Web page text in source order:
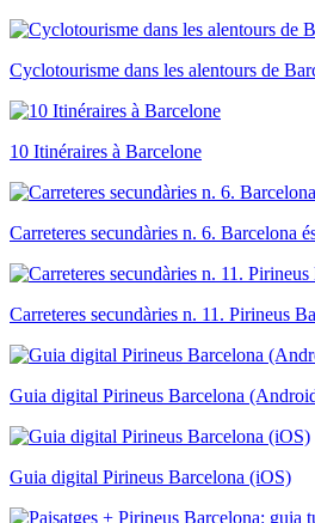
Cyclotourisme dans les alentours de
10 Itinéraires à Barcelone
Carreteres secundàries n. 6. Barcelona
Carreteres secundàries n. 11. Pirineus
Guia digital Pirineus Barcelona
Guia digital Pirineus Barcelona (iOS)